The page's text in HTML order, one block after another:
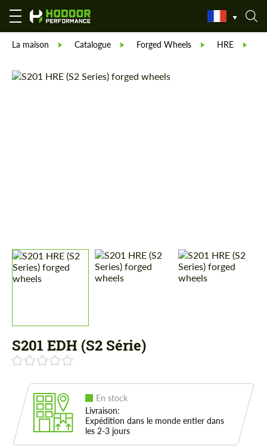
La maison Catalogue Forged Wheels HRE
S201 EDH (S2 Série)
En stock
Livraison:
Expédition dans le monde entier dans
les 2-3 jours